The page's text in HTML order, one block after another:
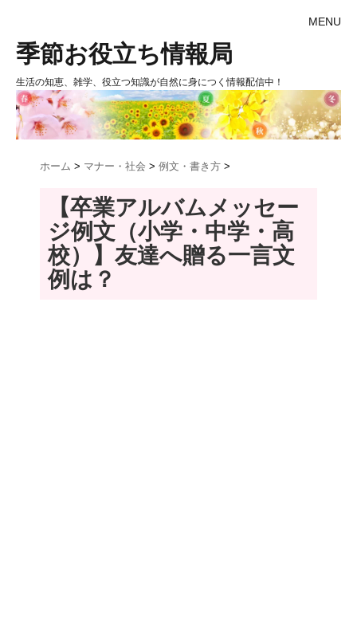
MENU
季節お役立ち情報局
生活の知恵、雑学、役立つ知識が自然に身につく情報配信中！
ホーム > マナー・社会 > 例文・書き方 >
【卒業アルバムメッセー
ジ例文（小学・中学・高
校）】友達へ贈る一言文
例は？